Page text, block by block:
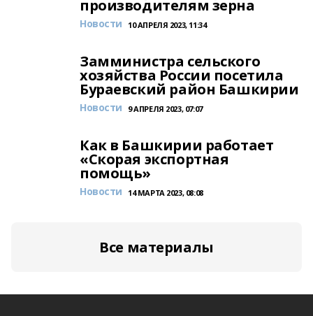
производителям зерна
Новости 10 АПРЕЛЯ 2023, 11:34
Замминистра сельского
хозяйства России посетила
Бураевский район Башкирии
Новости 9 АПРЕЛЯ 2023, 07:07
Как в Башкирии работает
«Скорая экспортная
помощь»
Новости 14 МАРТА 2023, 08:08
Все материалы